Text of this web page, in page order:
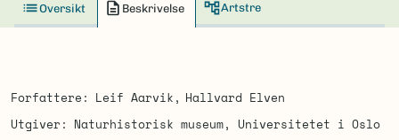
Oversikt Beskrivelse Artstre
Forfattere Leif Aarvik
Hallvard Elven
Utgiver
Naturhistorisk museum, Universitetet i Oslo